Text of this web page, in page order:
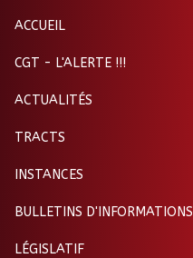
ACCUEIL
CGT - L'ALERTE !!!
ACTUALITÉS
TRACTS
INSTANCES
BULLETINS D'INFORMATIONS
LÉGISLATIF